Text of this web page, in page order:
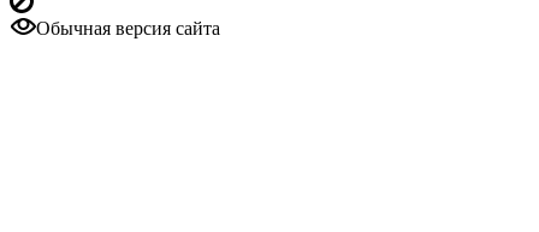
Обычная версия сайта